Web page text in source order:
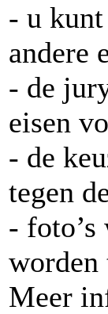
- u
andere
- de
eisen
- de
tegen
-
worden
Meer